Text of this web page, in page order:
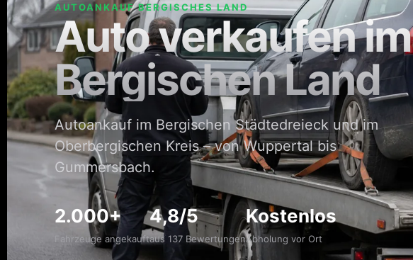
AUTOANKAUF BERGISCHES LAND
Auto verkaufen im
Bergischen Land
Autoankauf im Bergischen Städtedreieck und im
Oberbergischen Kreis – von Wuppertal bis
Gummersbach.
2.000+
Fahrzeuge angekauft
4,8/5
aus 137 Bewertungen
Kostenlos
Abholung vor Ort